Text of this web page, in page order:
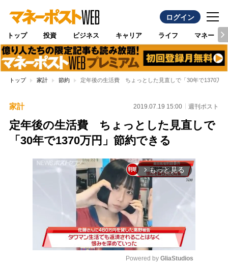
ログイン
トップ 投資 ビジネス キャリア ライフ マネー
トップ 家計 節約 定年後の生活費 ちょっとした見直しで「30年で1370万
家計 2019.07.19 15:00 週刊ポスト
定年後の生活費 ちょっとした見直しで
「30年で1370万円」節約できる
arrow_forward_ios もっと見る
Powered by GliaStudios